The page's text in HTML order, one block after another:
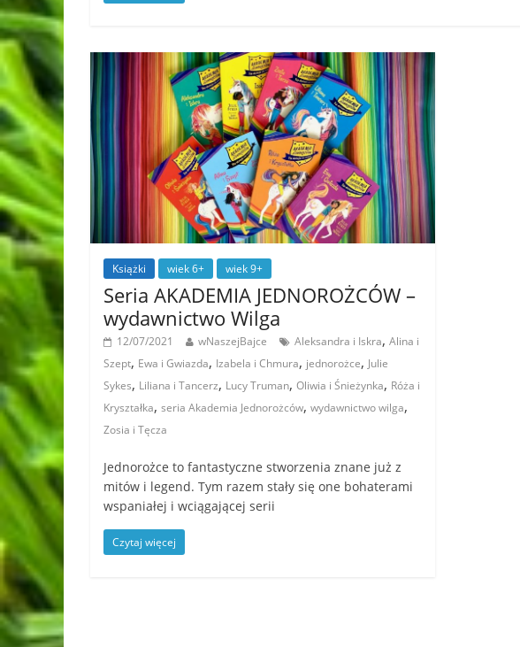
Książki wiek 6+ wiek 9+
Seria AKADEMIA JEDNOROŻCÓW –
wydawnictwo Wilga
12/07/2021 wNaszejBajce Aleksandra i Iskra, Alina i
Szept, Ewa i Gwiazda, Izabela i Chmura, jednorożce, Julie
Sykes, Liliana i Tancerz, Lucy Truman, Oliwia i Śnieżynka, Róża i
Kryształka, seria Akademia Jednorożców, wydawnictwo wilga,
Zosia i Tęcza
Jednorożce to fantastyczne stworzenia znane już z
mitów i legend. Tym razem stały się one bohaterami
wspaniałej i wciągającej serii
Czytaj więcej